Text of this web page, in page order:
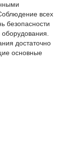
всех
безопасности
достаточно
основные